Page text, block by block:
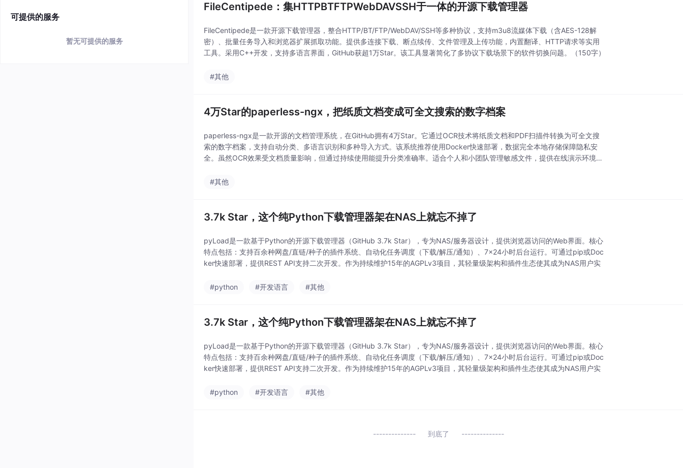
可提供的服务
暂无可提供的服务
FileCentipede：集HTTPBTFTPWebDAVSSH于一体的开源下载管理器
FileCentipede是一款开源下载管理器，整合HTTP/BT/FTP/WebDAV/SSH等多种协议，支持m3u8流媒体下载（含AES-128解
密）、批量任务导入和浏览器扩展抓取功能。提供多连接下载、断点续传、文件管理及上传功能，内置翻译、HTTP请求等实用
工具。采用C++开发，支持多语言界面，GitHub获超1万Star。该工具显著简化了多协议下载场景下的软件切换问题。（150字）
#其他
4万Star的paperless-ngx，把纸质文档变成可全文搜索的数字档案
paperless-ngx是一款开源的文档管理系统，在GitHub拥有4万Star。它通过OCR技术将纸质文档和PDF扫描件转换为可全文搜
索的数字档案，支持自动分类、多语言识别和多种导入方式。该系统推荐使用Docker快速部署，数据完全本地存储保障隐私安
全。虽然OCR效果受文档质量影响，但通过持续使用能提升分类准确率。适合个人和小团队管理敏感文件，提供在线演示环境供
#其他
3.7k Star，这个纯Python下载管理器架在NAS上就忘不掉了
pyLoad是一款基于Python的开源下载管理器（GitHub 3.7k Star），专为NAS/服务器设计，提供浏览器访问的Web界面。核心
特点包括：支持百余种网盘/直链/种子的插件系统、自动化任务调度（下载/解压/通知）、7x24小时后台运行。可通过pip或Doc
ker快速部署，提供REST API支持二次开发。作为持续维护15年的AGPLv3项目，其轻量级架构和插件生态使其成为NAS用户实
#python #开发语言 #其他
3.7k Star，这个纯Python下载管理器架在NAS上就忘不掉了
pyLoad是一款基于Python的开源下载管理器（GitHub 3.7k Star），专为NAS/服务器设计，提供浏览器访问的Web界面。核心
特点包括：支持百余种网盘/直链/种子的插件系统、自动化任务调度（下载/解压/通知）、7x24小时后台运行。可通过pip或Doc
ker快速部署，提供REST API支持二次开发。作为持续维护15年的AGPLv3项目，其轻量级架构和插件生态使其成为NAS用户实
#python #开发语言 #其他
到底了